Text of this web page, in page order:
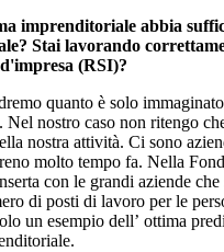
imprenditoriale abbia
Stai lavorando
(RSI)?
quanto è solo
Nel nostro caso non ritengo
nostra attività. Ci sono
molto tempo fa. Nella
con le grandi aziende
di posti di lavoro per le
un esempio dell’ ottima